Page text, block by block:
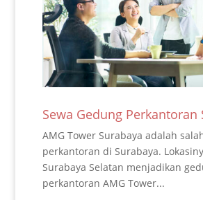
Sewa Gedung Perkantoran
AMG Tower Surabaya adalah
perkantoran di Surabaya.
Surabaya Selatan menjadikan
perkantoran AMG Tower...